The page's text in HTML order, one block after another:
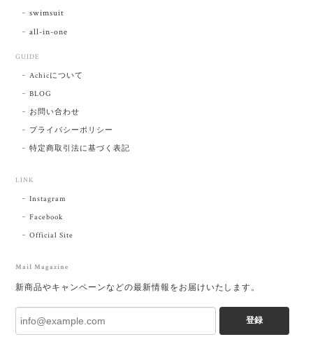
swimsuit
all-in-one
GUIDE
Achicについて
BLOG
お問い合わせ
プライバシーポリシー
特定商取引法に基づく表記
LINK
Instagram
Facebook
Official Site
Mail Magazine
新商品やキャンペーンなどの最新情報をお届けいたします。
登録